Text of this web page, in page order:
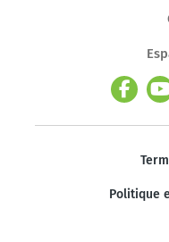
Politique